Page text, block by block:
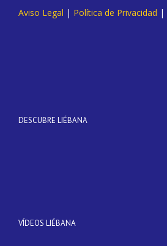
Aviso Legal | Política de Privacidad |
DESCUBRE LIÉBANA
VÍDEOS LIÉBANA